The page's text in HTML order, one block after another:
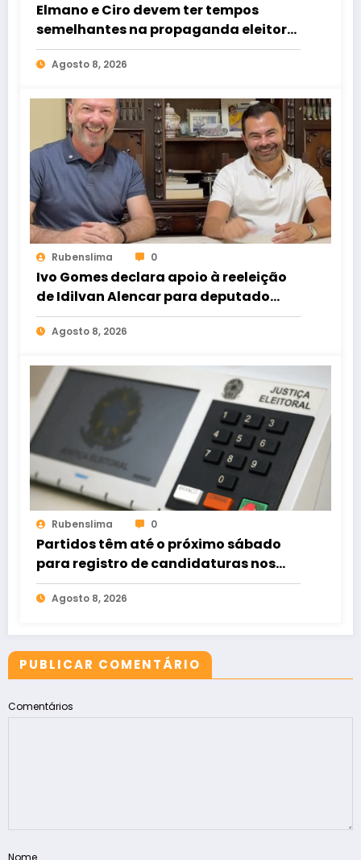
Elmano e Ciro devem ter tempos
semelhantes na propaganda eleitoral
de rádio e TV
Agosto 8, 2026
Rubenslima 0
Ivo Gomes declara apoio à reeleição
de Idilvan Alencar para deputado
federal
Agosto 8, 2026
Rubenslima 0
Partidos têm até o próximo sábado
para registro de candidaturas nos
tribunais
Agosto 8, 2026
PUBLICAR COMENTÁRIO
Comentários
Nome